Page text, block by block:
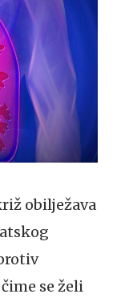
obilježava
se želi